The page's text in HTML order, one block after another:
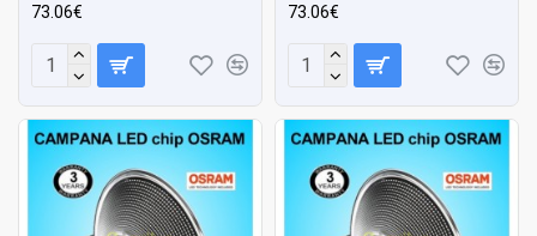
73.06€ 73.06€